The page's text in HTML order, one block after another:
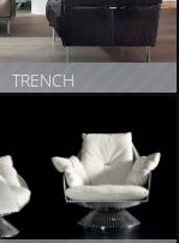
TRENCH
ZOBACZ PRODUKT